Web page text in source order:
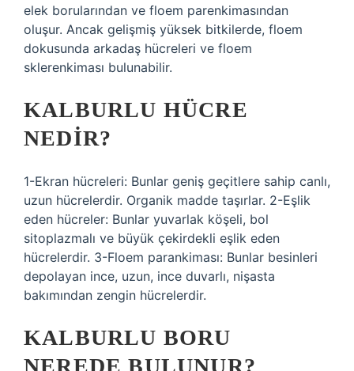
elek borularından ve floem parenkimasından
oluşur. Ancak gelişmiş yüksek bitkilerde, floem
dokusunda arkadaş hücreleri ve floem
sklerenkiması bulunabilir.
KALBURLU HÜCRE
NEDIR?
1-Ekran hücreleri: Bunlar geniş geçitlere sahip canlı,
uzun hücrelerdir. Organik madde taşırlar. 2-Eşlik
eden hücreler: Bunlar yuvarlak köşeli, bol
sitoplazmalı ve büyük çekirdekli eşlik eden
hücrelerdir. 3-Floem parankiması: Bunlar besinleri
depolayan ince, uzun, ince duvarlı, nişasta
bakımından zengin hücrelerdir.
KALBURLU BORU
NEREDE BULUNUR?